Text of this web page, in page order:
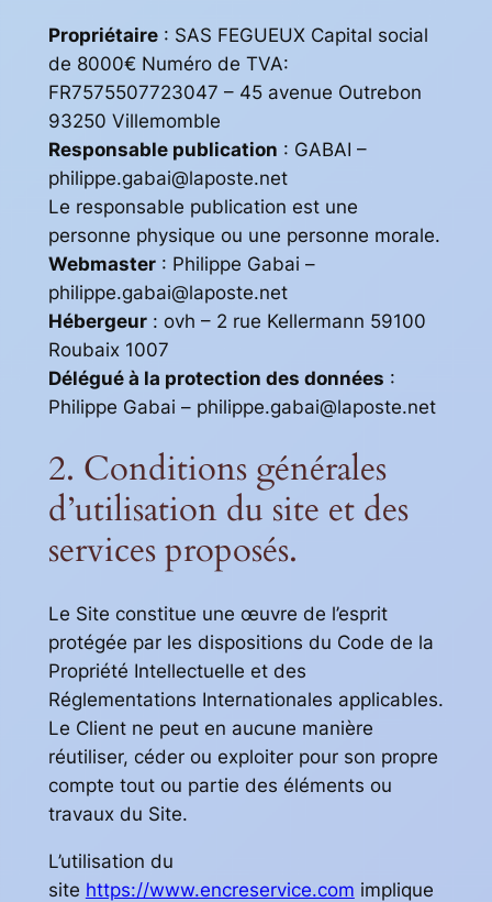
Propriétaire: SAS FEGUEUX Capital social
de 8000€ Numéro de TVA:
FR7575507723047 – 45 avenue Outrebon
93250 Villemomble
Responsable publication : GABAI –
philippe.gabai@laposte.net
Le responsable publication est une
personne physique ou une personne morale.
Webmaster: Philippe Gabai –
philippe.gabai@laposte.net
Hébergeur: ovh – 2 rue Kellermann 59100
Roubaix 1007
Délégué à la protection des données :
Philippe Gabai – philippe.gabai@laposte.net
2. Conditions générales
d’utilisation du site et des
services proposés.
Le Site constitue une œuvre de l’esprit
protégée par les dispositions du Code de la
Propriété Intellectuelle et des
Réglementations Internationales applicables.
Le Client ne peut en aucune manière
réutiliser, céder ou exploiter pour son propre
compte tout ou partie des éléments ou
travaux du Site.
L’utilisation du
site https://www.encreservice.com implique